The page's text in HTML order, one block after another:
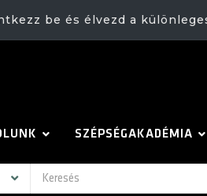
be és élvezd a
SZÉPSÉGAKADÉMIA